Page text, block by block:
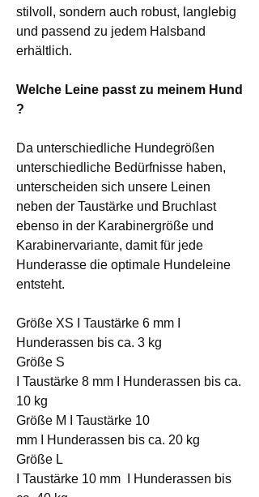
stilvoll, sondern auch robust, langlebig
und passend zu jedem Halsband
erhältlich.
Welche Leine passt zu meinem Hund
?
Da unterschiedliche Hundegrößen
unterschiedliche Bedürfnisse haben,
unterscheiden sich unsere Leinen
neben der Taustärke und Bruchlast
ebenso in der Karabinergröße und
Karabinervariante, damit für jede
Hunderasse die optimale Hundeleine
entsteht.
Größe XS I Taustärke 6 mm I
Hunderassen bis ca. 3 kg
Größe S
I Taustärke 8 mm I Hunderassen bis ca.
10 kg
Größe M I Taustärke 10
mm I Hunderassen bis ca. 20 kg
Größe L
I Taustärke 10 mm I Hunderassen bis